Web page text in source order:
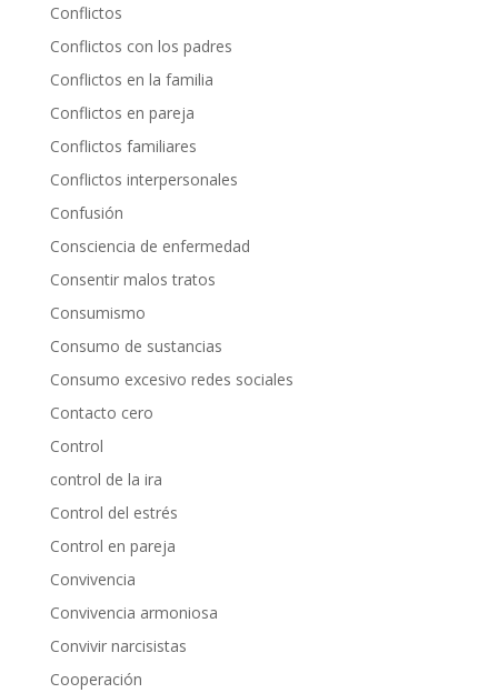
Conflictos
Conflictos con los padres
Conflictos en la familia
Conflictos en pareja
Conflictos familiares
Conflictos interpersonales
Confusión
Consciencia de enfermedad
Consentir malos tratos
Consumismo
Consumo de sustancias
Consumo excesivo redes sociales
Contacto cero
Control
control de la ira
Control del estrés
Control en pareja
Convivencia
Convivencia armoniosa
Convivir narcisistas
Cooperación